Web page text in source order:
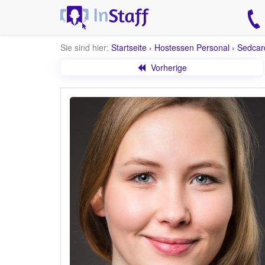
Sie sind hier: Startseite › Hostessen Personal ›
Vorherige